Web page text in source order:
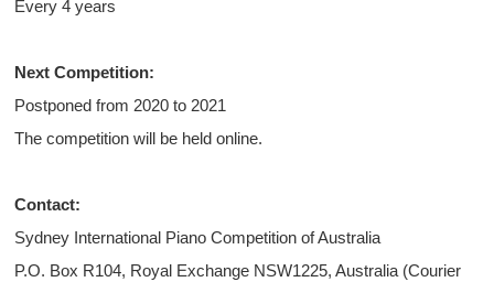
Every 4 years
Next Competition:
Postponed from 2020 to 2021
The competition will be held online.
Contact:
Sydney International Piano Competition of Australia
P.O. Box R104, Royal Exchange NSW1225, Australia (Courier